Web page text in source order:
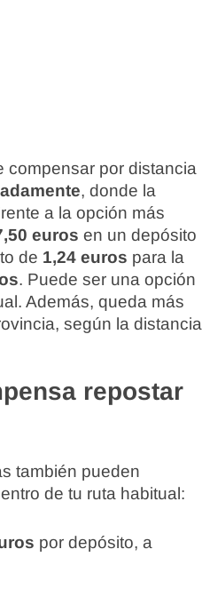
compensar por distancia
, donde la
a la opción más
euros en un depósito
de 1,24 euros para la
. Puede ser una opción
Además, queda más
según la distancia
repostar
también pueden
de tu ruta habitual:
por depósito, a